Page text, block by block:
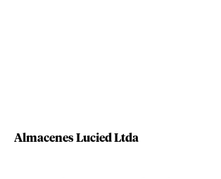
Almacenes Lucied Ltda